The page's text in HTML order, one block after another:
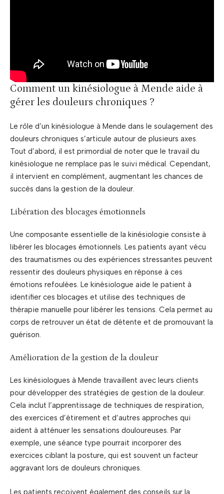
Comment un kinésiologue à Mende aide à
gérer les douleurs chroniques ?
Le rôle d’un kinésiologue à Mende dans le soulagement des
douleurs chroniques s’articule autour de plusieurs axes.
Tout d’abord, il est primordial de noter que le travail du
kinésiologue ne remplace pas le suivi médical. Cependant,
il intervient en complément, augmentant les chances de
succès dans la gestion de la douleur.
Libération des blocages émotionnels
Une composante essentielle de la kinésiologie consiste à
libérer les blocages émotionnels. Les patients ayant vécu
des traumatismes ou des expériences stressantes peuvent
ressentir des douleurs physiques en réponse à ces
émotions refoulées. Le kinésiologue aide le patient à
identifier ces blocages et utilise des techniques de
thérapie manuelle pour libérer les tensions. Cela permet au
corps de retrouver un état de détente et de promouvant la
guérison.
Amélioration de la gestion de la douleur
Les kinésiologues à Mende travaillent avec leurs clients
pour développer des stratégies de gestion de la douleur.
Cela inclut l’apprentissage de techniques de respiration,
des exercices d’étirement et d’autres approches qui
aident à atténuer les sensations douloureuses. Par
exemple, une séance type pourrait incorporer des
exercices ciblant la posture, qui est souvent un facteur
aggravant lors de douleurs chroniques.
Les patients reçoivent également des conseils sur la